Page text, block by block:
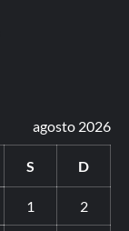
agosto 2026
S D
1 2